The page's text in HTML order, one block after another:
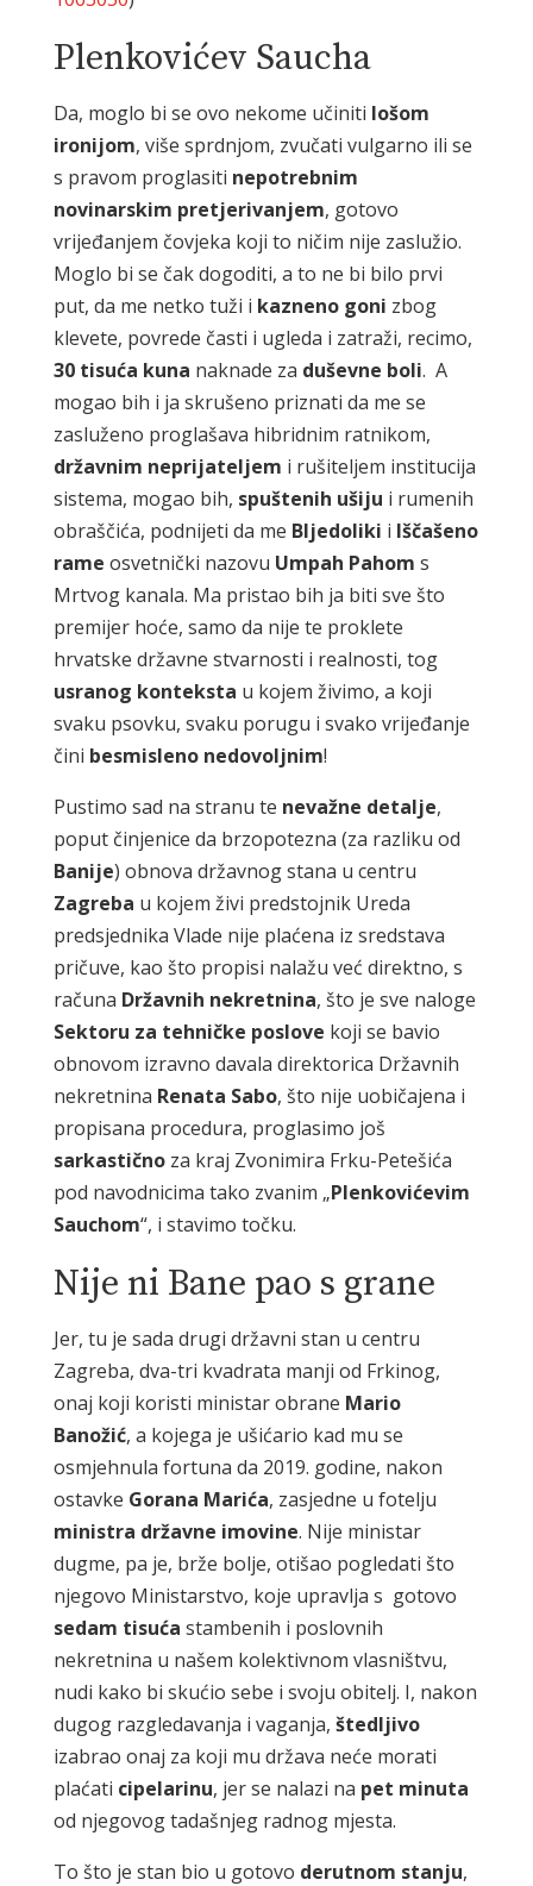
Plenkovićev Saucha
Da, moglo bi se ovo nekome učiniti lošom
ironijom, više sprdnjom, zvučati vulgarno ili se
s pravom proglasiti nepotrebnim
novinarskim pretjerivanjem, gotovo
vrijeđanjem čovjeka koji to ničim nije zaslužio.
Moglo bi se čak dogoditi, a to ne bi bilo prvi
put, da me netko tuži i kazneno goni zbog
klevete, povrede časti i ugleda i zatraži, recimo,
30 tisuća kuna naknade za duševne boli. A
mogao bih i ja skrušeno priznati da me se
zasluženo proglašava hibridnim ratnikom,
državnim neprijateljem i rušiteljem institucija
sistema, mogao bih, spuštenih ušiju i rumenih
obraščića, podnijeti da me Bljedoliki i Iščašeno
rame osvetnički nazovu Umpah Pahom s
Mrtvog kanala. Ma pristao bih ja biti sve što
premijer hoće, samo da nije te proklete
hrvatske državne stvarnosti i realnosti, tog
usranog konteksta u kojem živimo, a koji
svaku psovku, svaku porugu i svako vrijeđanje
čini besmisleno nedovoljnim!
Pustimo sad na stranu te nevažne detalje,
poput činjenice da brzopotezna (za razliku od
Banije) obnova državnog stana u centru
Zagreba u kojem živi predstojnik Ureda
predsjednika Vlade nije plaćena iz sredstava
pričuve, kao što propisi nalažu već direktno, s
računa Državnih nekretnina, što je sve naloge
Sektoru za tehničke poslove koji se bavio
obnovom izravno davala direktorica Državnih
nekretnina Renata Sabo, što nije uobičajena i
propisana procedura, proglasimo još
sarkastičnoza kraj Zvonimira Frku-Petešića
pod navodnicima tako zvanim „Plenkovićevim
Sauchom“, i stavimo točku.
Nije ni Bane pao s grane
Jer, tu je sada drugi državni stan u centru
Zagreba, dva-tri kvadrata manji od Frkinog,
onaj koji koristi ministar obrane Mario
Banožić, a kojega je ušićario kad mu se
osmjehnula fortuna da 2019. godine, nakon
ostavke Gorana Marića, zasjedne u fotelju
ministra državne imovine. Nije ministar
dugme, pa je, brže bolje, otišao pogledati što
njegovo Ministarstvo, koje upravlja s gotovo
sedam tisuća stambenih i poslovnih
nekretnina u našem kolektivnom vlasništvu,
nudi kako bi skućio sebe i svoju obitelj. I, nakon
dugog razgledavanja i vaganja, štedljivo
izabrao onaj za koji mu država neće morati
plaćati cipelarinu, jer se nalazi na pet minuta
od njegovog tadašnjeg radnog mjesta.
To što je stan bio u gotovo derutnom stanju,